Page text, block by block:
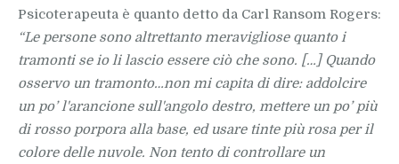
Psicoterapeuta è quanto detto da Carl Ransom Rogers:
“Le persone sono altrettanto meravigliose quanto i
tramonti se io li lascio essere ciò che sono. […] Quando
osservo un tramonto…non mi capita di dire: addolcire
un po’ l'arancione sull'angolo destro, mettere un po’ più
di rosso porpora alla base, ed usare tinte più rosa per il
colore delle nuvole. Non tento di controllare un